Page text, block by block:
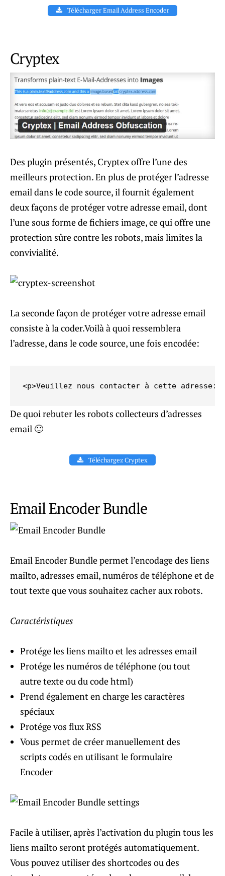
Télécharger Email Address Encoder
Cryptex
Des plugin présentés, Cryptex offre l’une des
meilleurs protection. En plus de protéger l’adresse
email dans le code source, il fournit également
deux façons de protéger votre adresse email, dont
l’une sous forme de fichiers image, ce qui offre une
protection sûre contre les robots, mais limites la
convivialité.
La seconde façon de protéger votre adresse email
consiste à la coder.Voilà à quoi ressemblera
l’adresse, dans le code source, une fois encodée:
<p>Veuillez nous contacter à cette adresse:
De quoi rebuter les robots collecteurs d’adresses
email 🙂
Téléchargez Cryptex
Email Encoder Bundle
Email Encoder Bundle permet l’encodage des liens
mailto, adresses email, numéros de téléphone et de
tout texte que vous souhaitez cacher aux robots.
Caractéristiques
Protége les liens mailto et les adresses email
Protége les numéros de téléphone (ou tout
autre texte ou du code html)
Prend également en charge les caractères
spéciaux
Protége vos flux RSS
Vous permet de créer manuellement des
scripts codés en utilisant le formulaire
Encoder
Facile à utiliser, après l’activation du plugin tous les
liens mailto seront protégés automatiquement.
Vous pouvez utiliser des shortcodes ou des